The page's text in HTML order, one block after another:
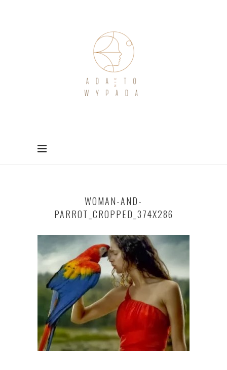
WOMAN-AND-
PARROT_CROPPED_374X286